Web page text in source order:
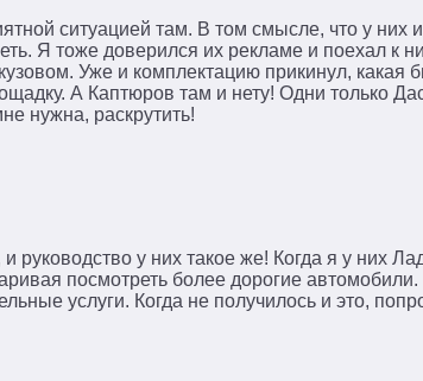
ситуацией там. В том смысле, что у них
Я тоже доверился их рекламе и поехал к
Уже и комплектацию прикинул,
А Каптюров там и нету! Одни только
нужна, раскрутить!
у них такое же! Когда я у них
посмотреть более дорогие
услуги. Когда не получилось и это,